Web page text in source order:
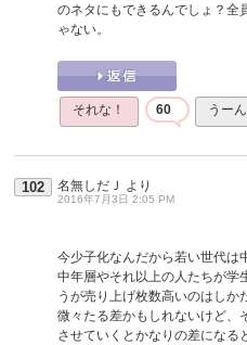
のネタにもできるんでしょ？全
ゃない。
それな！ 60 うー
102 名無しだＪ より
2016年7月3日 2:05 PM
今少子化なんだから若い世代は
中年層やそれ以上の人たちが学
うが売り上げ枚数高いのはしか
微々たる差かもしれないけど、
させていくとかなりの差になる